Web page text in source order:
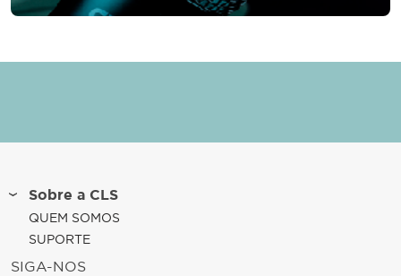
Sobre a CLS
QUEM SOMOS
SUPORTE
SIGA-NOS